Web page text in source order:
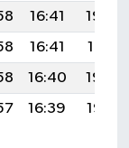
16:41
19:42
16:41
19:41
16:40
19:39
16:39 19:38